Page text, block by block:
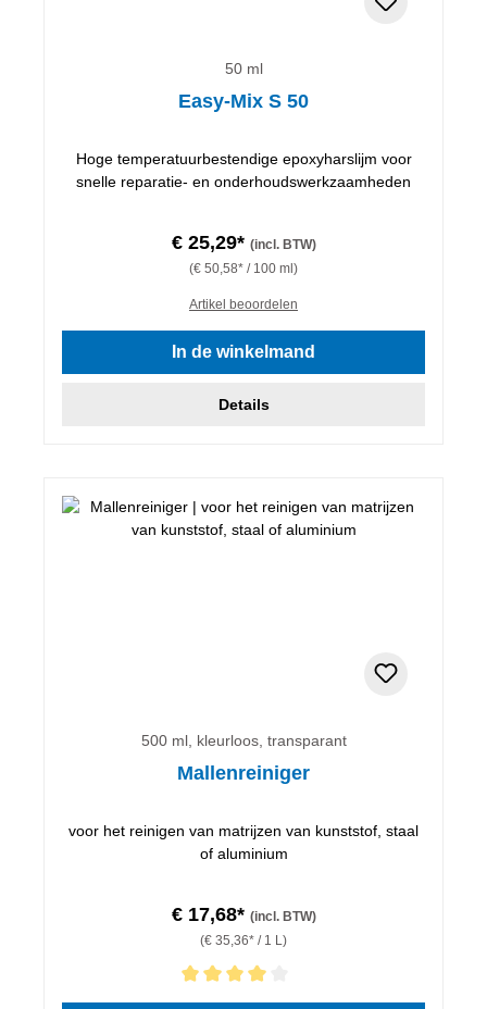
50 ml
Easy-Mix S 50
Hoge temperatuurbestendige epoxyharslijm voor
snelle reparatie- en onderhoudswerkzaamheden
€ 25,29* (incl. BTW)
(€ 50,58* / 100 ml)
Artikel beoordelen
In de winkelmand
Details
500 ml, kleurloos, transparant
Mallenreiniger
voor het reinigen van matrijzen van kunststof, staal
of aluminium
€ 17,68* (incl. BTW)
(€ 35,36* / 1 L)
Gemiddelde waardering van 4 van 5 sterren